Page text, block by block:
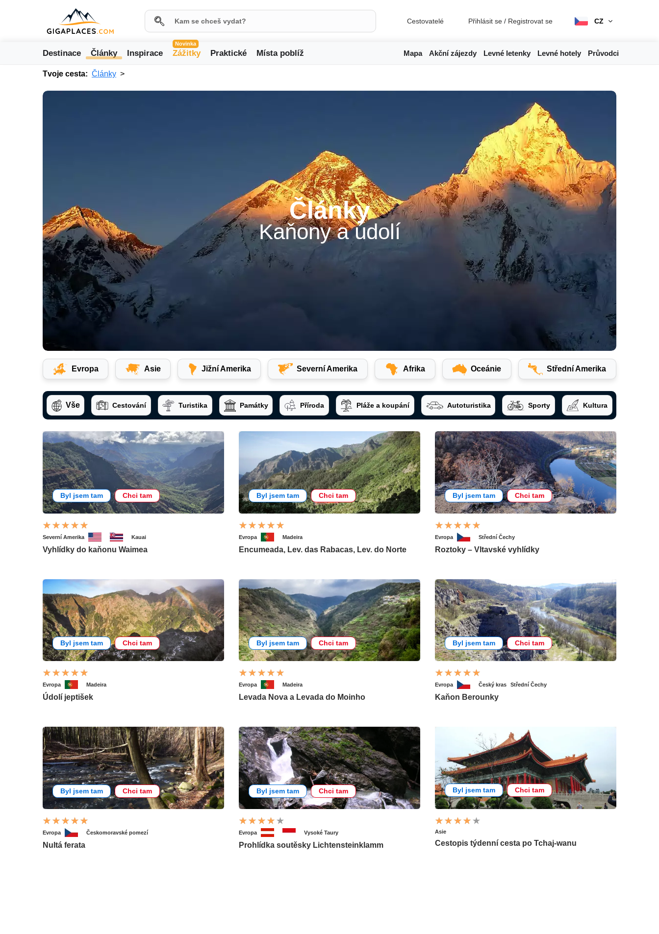
Cestovatelé Přihlásit se / Registrovat se CZ
Destinace Články Inspirace
Novinka
Zážitky Praktické Místa poblíž Mapa Akční zájezdy Levné letenky Levné hotely Průvodci
Tvoje cesta: Články
Články
Kaňony a údolí
Evropa Asie Jižní Amerika Severní Amerika Afrika Oceánie Střední Amerika
Vše Cestování Turistika Památky Příroda Pláže a koupání Autoturistika Sporty Kultura
Byl jsem tam Chci tam
Severní Amerika Kauai
Vyhlídky do kaňonu Waimea
Byl jsem tam Chci tam
Evropa Madeira
Encumeada, Lev. das Rabacas, Lev. do Norte
Byl jsem tam Chci tam
Evropa Střední Čechy
Roztoky – Vltavské vyhlídky
Byl jsem tam Chci tam
Evropa Madeira
Údolí jeptišek
Byl jsem tam Chci tam
Evropa Madeira
Levada Nova a Levada do Moinho
Byl jsem tam Chci tam
Evropa Český kras Střední Čechy
Kaňon Berounky
Byl jsem tam Chci tam
Evropa Českomoravské pomezí
Nultá ferata
Byl jsem tam Chci tam
Evropa Vysoké Taury
Prohlídka soutěsky Lichtensteinklamm
Byl jsem tam Chci tam
Asie
Cestopis týdenní cesta po Tchaj-wanu